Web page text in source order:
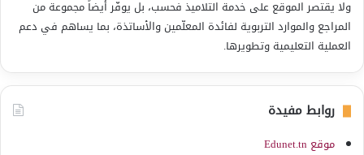
ولا يقتصر الموقع على خدمة التلاميذ فحسب، بل يوفّر أيضاً مجموعة من
المراجع والموارد التربوية لفائدة المعلّمين والأساتذة، بما يساهم في دعم
العملية التعليمية وتطويرها.
روابط مفيدة
موقع Edunet.tn